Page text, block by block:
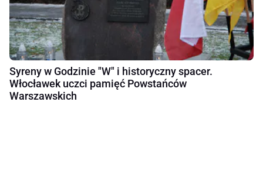
Syreny w Godzinie "W" i historyczny spacer.
Włocławek uczci pamięć Powstańców
Warszawskich